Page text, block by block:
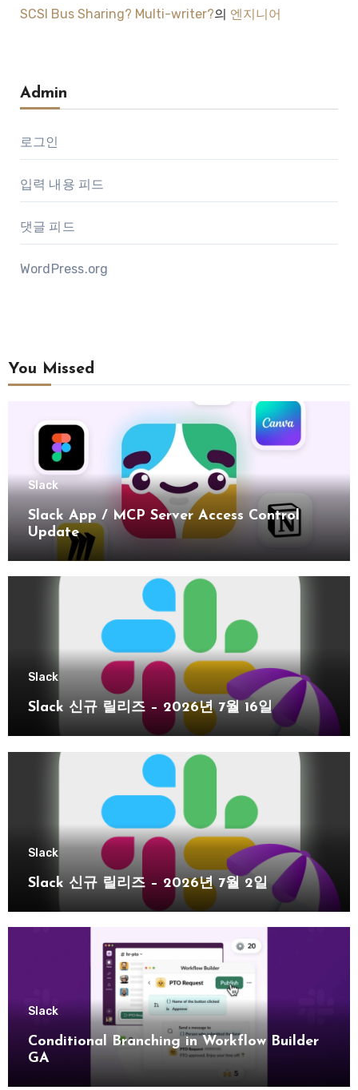
SCSI Bus Sharing? Multi-writer?의 엔지니어
Admin
로그인
입력 내용 피드
댓글 피드
WordPress.org
You Missed
Slack
Slack App / MCP Server Access Control
Update
Slack
Slack 신규 릴리즈 – 2026년 7월 16일
Slack
Slack 신규 릴리즈 – 2026년 7월 2일
Slack
Conditional Branching in Workflow Builder
GA